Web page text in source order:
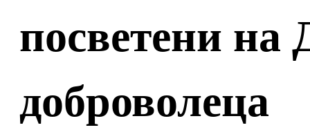
посветени на
доброволеца